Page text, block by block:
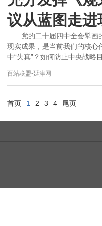
议从蓝图走进
党的二十届四中全会擘画
现实成果，是当前我们的核心
中“失真”？如何防止中央战略
百站联盟-延津网
首页 1 2 3 4 尾页